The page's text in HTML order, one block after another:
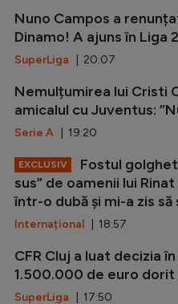
Nuno Campos a
Dinamo! A ajuns în Liga 2
SuperLiga | 20:07
Nemulțumirea lui Cristi
amicalul cu Juventus:
Serie A | 19:20
EXCLUSIV
Fostul
sus” de oamenii lui
într-o dubă și mi-a zis să
Internațional | 18:57
CFR Cluj a luat decizia
1.500.000 de euro dorit
SuperLiga | 17:50